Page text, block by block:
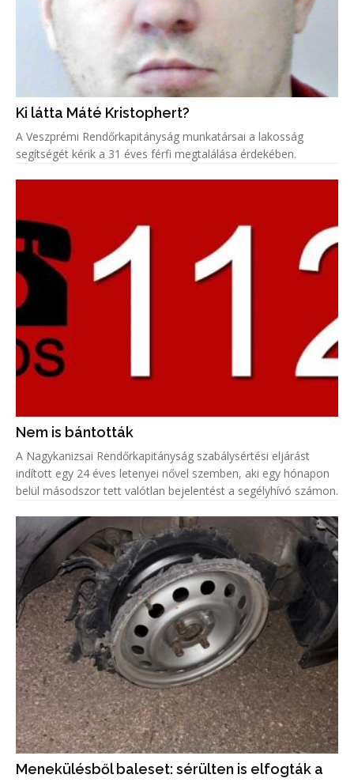
Ki látta Máté Kristophert?
A Veszprémi Rendőrkapitányság munkatársai a lakosság
segítségét kérik a 31 éves férfi megtalálása érdekében.
Nem is bántották
A Nagykanizsai Rendőrkapitányság szabálysértési eljárást
indított egy 24 éves letenyei nővel szemben, aki egy hónapon
belül másodszor tett valótlan bejelentést a segélyhívó számon.
Menekülésből baleset: sérülten is elfogták a